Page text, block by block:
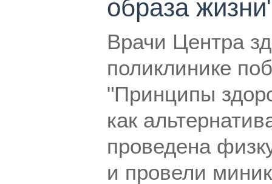
образа
Врачи Центра
поликлинике
"Принципы
как
проведена
и провели